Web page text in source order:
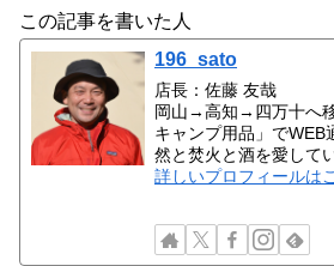
この記事を書いた人
196_sato
店長：佐藤 友哉
岡山→高知→四万十へ
キャンプ用品」でWEB
然と焚火と酒を愛して
詳しいプロフィールは